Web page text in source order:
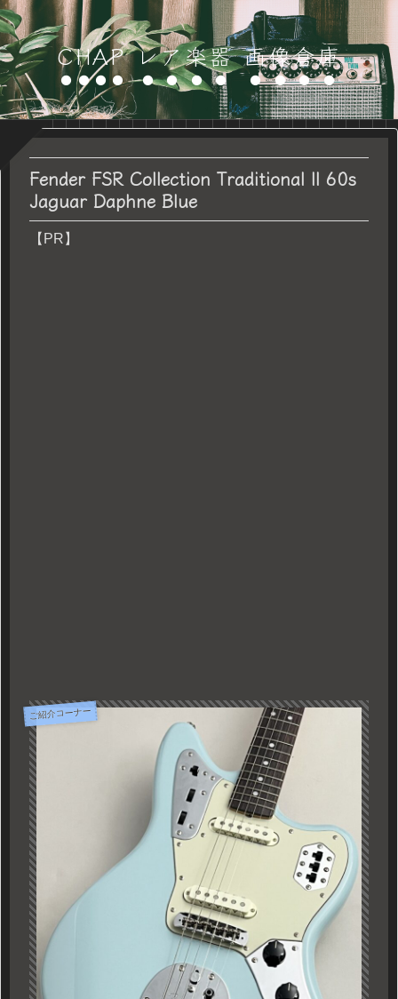
CHAP レア楽器 画像倉庫
Fender FSR Collection Traditional II 60s
Jaguar Daphne Blue
【PR】
ご紹介コーナー